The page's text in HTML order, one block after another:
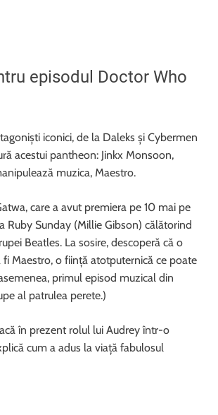
episodul Doctor Who
iconici, de la Daleks și Cybermen
acestui pantheon: Jinkx Monsoon,
muzica, Maestro.
care a avut premiera pe 10 mai pe
Ruby Sunday (Millie Gibson) călătorind
Beatles. La sosire, descoperă că o
Maestro, o ființă atotputernică ce poate
primul episod muzical din
al patrulea perete.)
în prezent rolul lui Audrey într-o
cum a adus la viață fabulosul